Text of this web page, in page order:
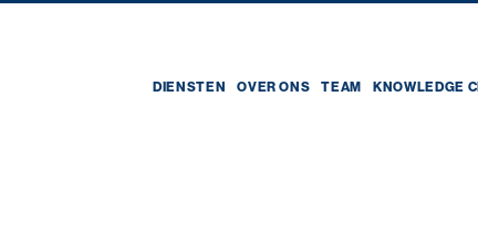
DIENSTEN OVER ONS TEAM KNOWLEDGE